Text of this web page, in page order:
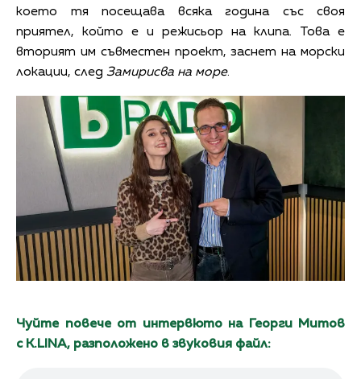
което тя посещава всяка година със своя
приятел, който е и режисьор на клипа. Това е
вторият им съвместен проект, заснет на морски
локации, след Замирисва на море.
Чуйте повече от интервюто на Георги Митов
с K.LINA, разположено в звуковия файл: